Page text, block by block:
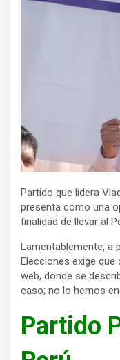
Partido que lidera
presenta como una
finalidad de llevar al
Lamentablemente, a
Elecciones exige
web, donde se
caso; no lo hemos
Partido